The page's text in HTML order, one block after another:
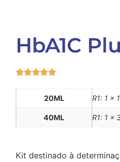
HbA1C
20ML R1: 1 x
40ML R1: 1 x
Kit destinado à